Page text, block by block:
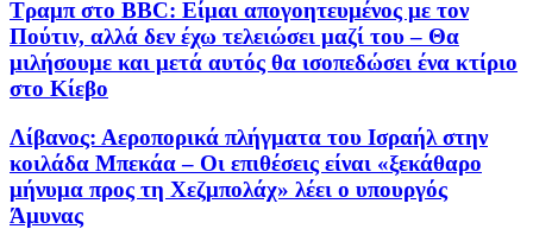
Τραμπ στο BBC: Είμαι απογοητευμένος με τον
Πούτιν, αλλά δεν έχω τελειώσει μαζί του – Θα
μιλήσουμε και μετά αυτός θα ισοπεδώσει ένα κτίριο
στο Κίεβο
Λίβανος: Αεροπορικά πλήγματα του Ισραήλ στην
κοιλάδα Μπεκάα – Οι επιθέσεις είναι «ξεκάθαρο
μήνυμα προς τη Χεζμπολάχ» λέει ο υπουργός
Άμυνας